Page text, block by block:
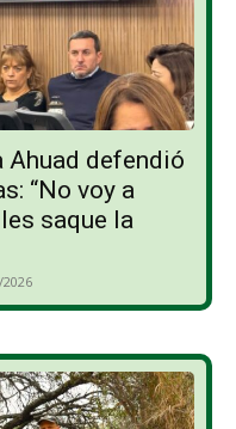
Ahuad defendió
“No voy a
saque la